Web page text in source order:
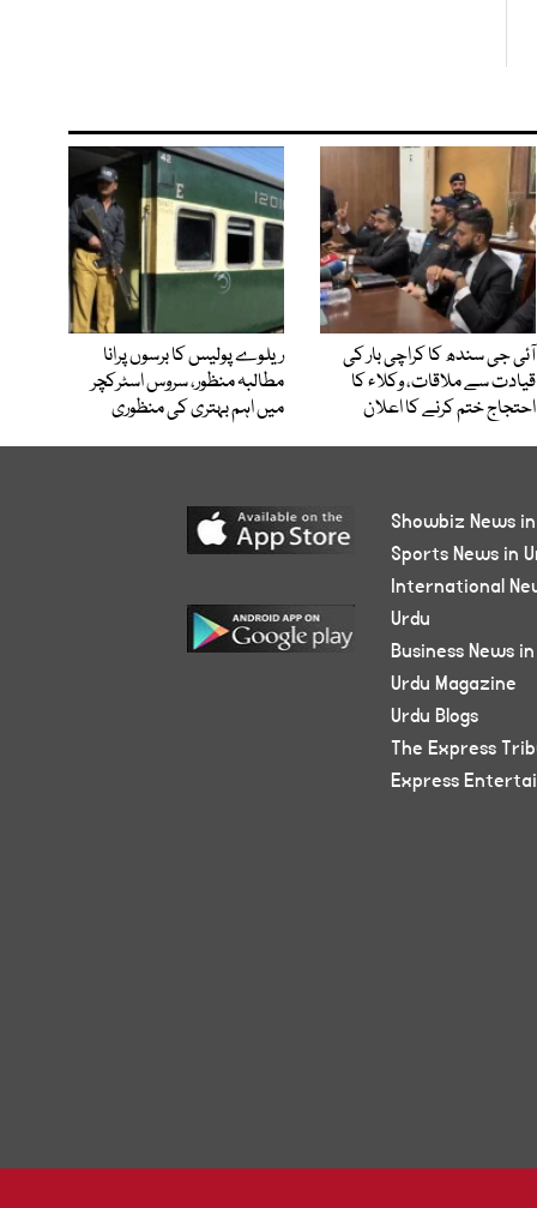
آئی جی سندھ کا کراچی بار کی
قیادت سے ملاقات، وکلاء کا
احتجاج ختم کرنے کا اعلان
ریلوے پولیس کا برسوں پرانا
مطالبہ منظور، سروس اسٹرکچر
میں اہم بہتری کی منظوری
Showbiz News
Sports News in
International
Urdu
Business News
Urdu Magazine
Urdu Blogs
The Express
Express